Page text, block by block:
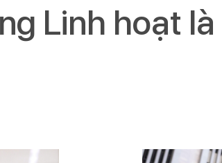
Linh hoạt là